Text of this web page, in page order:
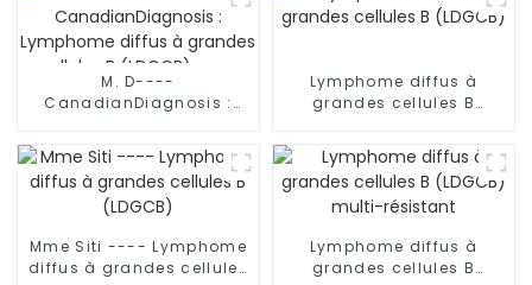
M. D----
CanadianDiagnosis :
grandes cellules B
(LDGCB) avec mutation
du gène TP53
Lymphome diffus à
grandes cellules B
Mme Siti ---- Lymphome
diffus à grandes cellules
Lymphome diffus à
grandes cellules B